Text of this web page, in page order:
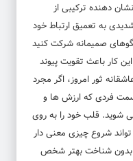
دهنده ترکیبی از
به تعمیق ارتباط خود
صمیمانه شرکت کنید
کار باعث تقویت پیوند
ثور امروز، اگر مجرد
فردی که ارزش ها و
شوید. قلب خود را به روی
تواند شروع چیزی معنی دار
بدون شناخت بهتر شخص